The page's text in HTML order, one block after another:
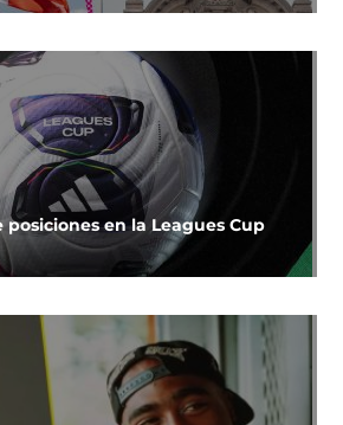
posiciones en la Leagues Cup